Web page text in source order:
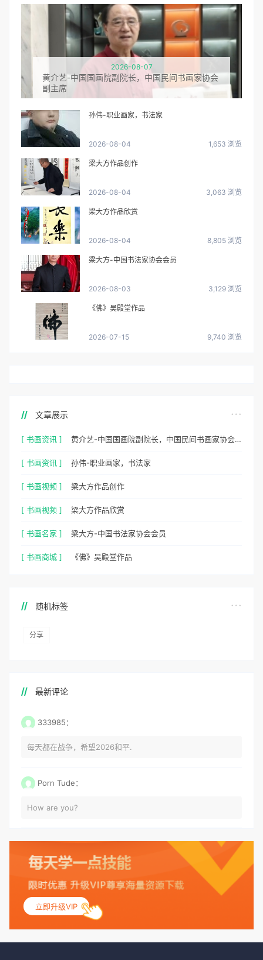
2026-08-07
黄介艺-中国国画院副院长，中国民间书画家协会
副主席
孙伟-职业画家，书法家
2026-08-04 1,653 浏览
梁大方作品创作
2026-08-04 3,063 浏览
梁大方作品欣赏
2026-08-04 8,805 浏览
梁大方-中国书法家协会会员
2026-08-03 3,129 浏览
《佛》吴殿堂作品
2026-07-15 9,740 浏览
文章展示
[ 书画资讯 ] 黄介艺-中国国画院副院长，中国民间书画家协会副主席
[ 书画资讯 ] 孙伟-职业画家，书法家
[ 书画视频 ] 梁大方作品创作
[ 书画视频 ] 梁大方作品欣赏
[ 书画名家 ] 梁大方-中国书法家协会会员
[ 书画商城 ] 《佛》吴殿堂作品
随机标签
分享
最新评论
333985：
每天都在战争，希望2026和平.
Porn Tude：
How are you?
立即升级VIP